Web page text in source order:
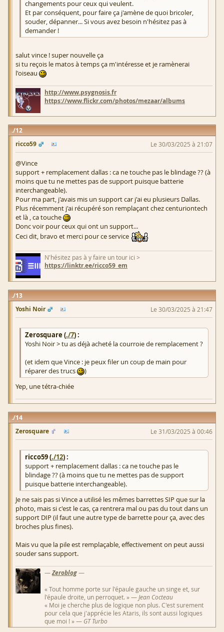
changements pour ceux qui veulent.
Et par conséquent, pour faire ça j'amène de quoi bricoler,
souder, dépanner... Si vous avez besoin n'hésitez pas à
demander !
salut vince ! super nouvelle ça
si tu reçois le matos à temps ça m'intéresse et je ramènerai
l'oiseau
http://www.psygnosis.fr
https://www.flickr.com/photos/mezaar/albums
12
ricco59
Le 30/03/2025 à 21:07
@Vince
support + remplacement dallas : ca ne touche pas le blindage ?? (à
moins que tu ne mettes pas de support puisque batterie
interchangeable).
Pour ma part, j'avais mis un support car j'ai eu plusieurs Dallas.
Plus récemment j'ai récupéré son remplaçant chez centuriontech
et là , ca touche
Donc voir pour ceux qui ont un support...
Ceci dit, bravo et merci pour ce service
N'hésitez pas à y faire un tour ici >
https://linktr.ee/ricco59_em
13
Yoshi Noir
Le 30/03/2025 à 21:47
Zerosquare (./7) :
Yoshi Noir > tu as déjà acheté la courroie de remplacement ?
(et idem que Vince : je peux filer un coup de main pour
réparer des trucs
)
Yep, une tétra-chiée
14
Zerosquare
Le 31/03/2025 à 00:46
ricco59 (./12) :
support + remplacement dallas : ca ne touche pas le
blindage ?? (à moins que tu ne mettes pas de support
puisque batterie interchangeable).
Je ne sais pas si Vince a utilisé les mêmes barrettes SIP que sur la
photo, mais si c'est le cas, ça rentrera mal ou pas du tout dans un
support DIP (il faut une autre type de barrette pour ça, avec des
broches plus fines).
Mais vu que la pile est remplaçable, effectivement on peut aussi
souder sans support.
—Zeroblog—
« Tout homme porte sur l'épaule gauche un singe et, sur
l'épaule droite, un perroquet. » — Jean Cocteau
« Moi je cherche plus de logique non plus. C'est surement
pour cela que j'apprécie les Ataris, ils sont aussi logiques
que moi ! » — GT Turbo